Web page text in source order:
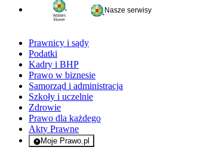
Nasze serwisy
Prawnicy i sądy
Podatki
Kadry i BHP
Prawo w biznesie
Samorząd i administracja
Szkoły i uczelnie
Zdrowie
Prawo dla każdego
Akty Prawne
Moje Prawo.pl
- rejestracja i logowanie do serwisu